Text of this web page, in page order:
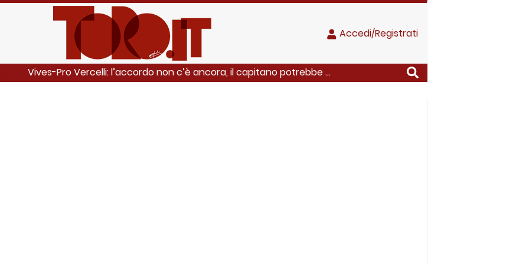
Accedi/Registrati
Vives-Pro Vercelli: l’accordo non c’è ancora, il capitano potrebbe ...